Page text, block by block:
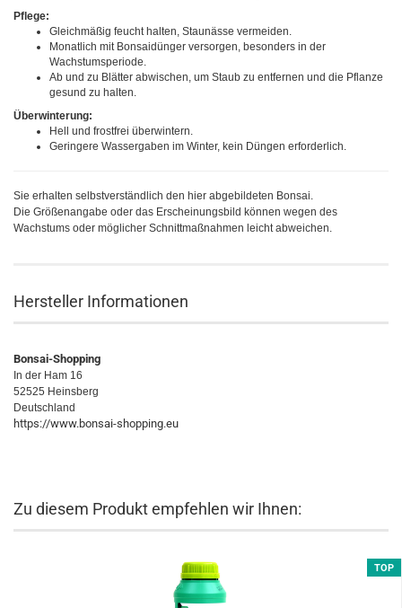
Pflege:
Gleichmäßig feucht halten, Staunässe vermeiden.
Monatlich mit Bonsaidünger versorgen, besonders in der
Wachstumsperiode.
Ab und zu Blätter abwischen, um Staub zu entfernen und die Pflanze
gesund zu halten.
Überwinterung:
Hell und frostfrei überwintern.
Geringere Wassergaben im Winter, kein Düngen erforderlich.
Sie erhalten selbstverständlich den hier abgebildeten Bonsai.
Die Größenangabe oder das Erscheinungsbild können wegen des
Wachstums oder möglicher Schnittmaßnahmen leicht abweichen.
Hersteller Informationen
Bonsai-Shopping
In der Ham 16
52525 Heinsberg
Deutschland
https://www.bonsai-shopping.eu
Zu diesem Produkt empfehlen wir Ihnen:
TOP